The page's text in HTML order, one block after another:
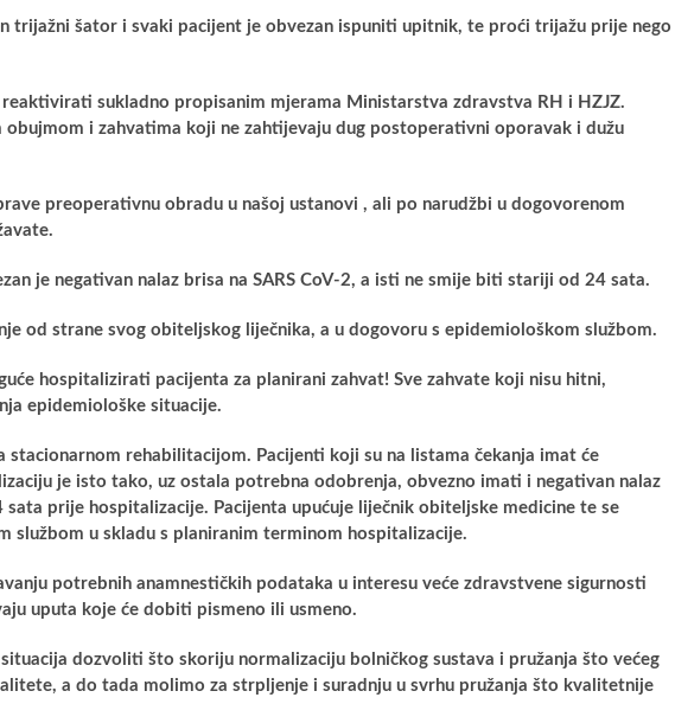
trijažni šator i svaki pacijent je obvezan ispuniti upitnik, te proći trijažu prije nego
sukladno propisanim mjerama Ministarstva zdravstva RH i HZJZ.
obujmom i zahvatima koji ne zahtijevaju dug postoperativni oporavak i dužu
preoperativnu obradu u našoj ustanovi , ali po narudžbi u dogovorenom
je negativan nalaz brisa na SARS CoV-2, a isti ne smije biti stariji od 24 sata.
od strane svog obiteljskog liječnika, a u dogovoru s epidemiološkom službom.
hospitalizirati pacijenta za planirani zahvat! Sve zahvate koji nisu hitni,
epidemiološke situacije.
stacionarnom rehabilitacijom. Pacijenti koji su na listama čekanja imat će
je isto tako, uz ostala potrebna odobrenja, obvezno imati i negativan nalaz
sata prije hospitalizacije. Pacijenta upućuje liječnik obiteljske medicine te se
službom u skladu s planiranim terminom hospitalizacije.
potrebnih anamnestičkih podataka u interesu veće zdravstvene sigurnosti
uputa koje će dobiti pismeno ili usmeno.
dozvoliti što skoriju normalizaciju bolničkog sustava i pružanja što većeg
a do tada molimo za strpljenje i suradnju u svrhu pružanja što kvalitetnije